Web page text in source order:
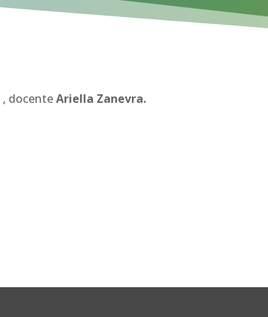
, docenteAriella Zanevra.